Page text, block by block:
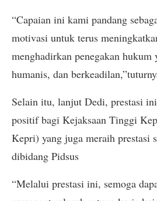
“Capaian ini kami pandang
motivasi untuk terus
menghadirkan penegakan hukum
humanis, dan
Selain itu, lanjut Dedi, prestasi
positif bagi Kejaksaan Tinggi
Kepri) yang juga meraih prestasi
dibidang Pidsus
“Melalui prestasi ini, semoga